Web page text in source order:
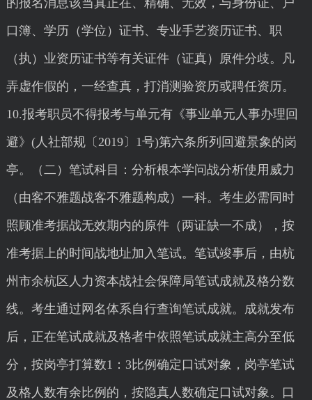
的报名消息该当真正在、精确、无效，与身份证、户
口簿、学历（学位）证书、专业手艺资历证书、职
（执）业资历证书等有关证件（证真）原件分歧。凡
弄虚作假的，一经查真，打消测验资历或聘任资历。
10.报考职员不得报考与单元有《事业单元人事办理回
避》(人社部规〔2019〕1号)第六条所列回避景象的岗
亭。（二）笔试科目：分析根本学问战分析使用威力
（由客不雅题战客不雅题构成）一科。考生必需同时
照顾准考据战无效期内的原件（两证缺一不成），按
准考据上的时间战地址加入笔试。笔试竣事后，由杭
州市余杭区人力资本战社会保障局笔试成就及格分数
线。考生通过网名体系自行查询笔试成就。成就发布
后，正在笔试成就及格者中依照笔试成就主高分至低
分，按岗亭打算数1：3比例确定口试对象，岗亭笔试
及格人数有余比例的，按隐真人数确定口试对象。口